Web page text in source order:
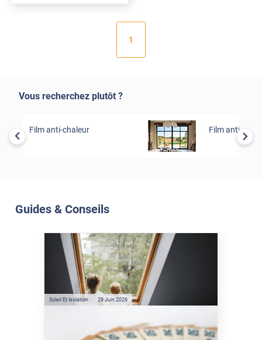
1
Vous recherchez plutôt ?
Film anti-chaleur Film anti-
Guides & Conseils
Véranda et Velux : Comment
bloquer jusqu'à 80% de
l'énergie solaire sans
climatisation ?
Soleil Et Isolation 29 Juin 2026
Film anti-chaleur : quelles